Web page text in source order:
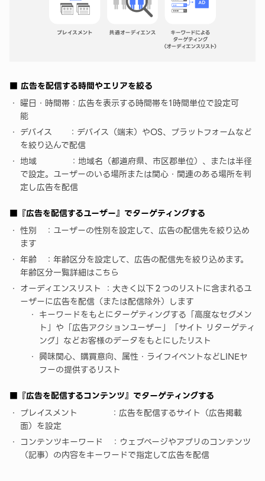
■ 広告を配信する時間やエリアを絞る
曜日・時間帯：広告を表示する時間帯を1時間単位で設定可
能
デバイス ：デバイス（端末）やOS、プラットフォームなど
を絞り込んで配信
地域 ：地域名（都道府県、市区郡単位）、または半径
で設定。ユーザーのいる場所または関心・関連のある場所を判
定し広告を配信
■『広告を配信するユーザー』でターゲティングする
性別 ：ユーザーの性別を設定して、広告の配信先を絞り込め
ます
年齢 ：年齢区分を設定して、広告の配信先を絞り込めます。
年齢区分一覧詳細はこちら
オーディエンスリスト ：大きく以下２つのリストに含まれるユ
ーザーに広告を配信（または配信除外）します
キーワードをもとにターゲティングする「高度なセグメン
ト」や「広告アクションユーザー」「サイト リターゲティ
ング」などお客様のデータをもとにしたリスト
興味関心、購買意向、属性・ライフイベントなどLINEヤ
フーの提供するリスト
■『広告を配信するコンテンツ』でターゲティングする
プレイスメント ：広告を配信するサイト（広告掲載
面）を設定
コンテンツキーワード ：ウェブページやアプリのコンテンツ
（記事）の内容をキーワードで指定して広告を配信